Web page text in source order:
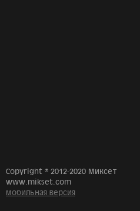
Copyright © 2012-2020 Миксет
www.mikset.com
мобильная версия